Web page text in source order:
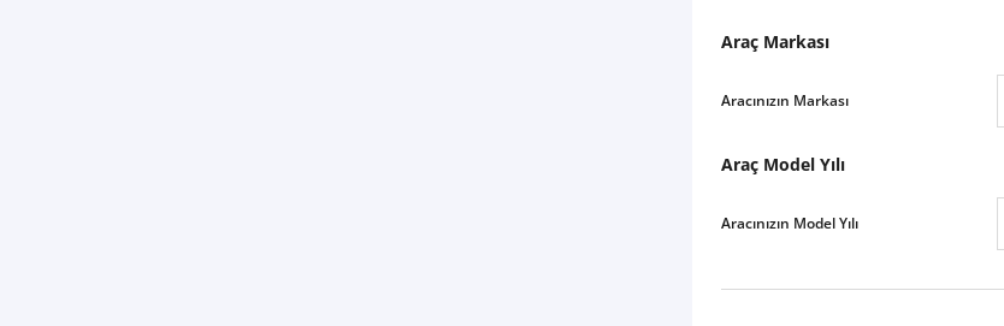
Araç Markası
Aracınızın Markası
Araç Model Yılı
Aracınızın Model Yılı